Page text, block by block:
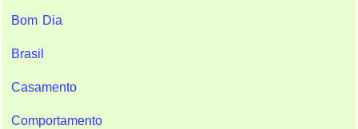
Bom Dia
Brasil
Casamento
Comportamento